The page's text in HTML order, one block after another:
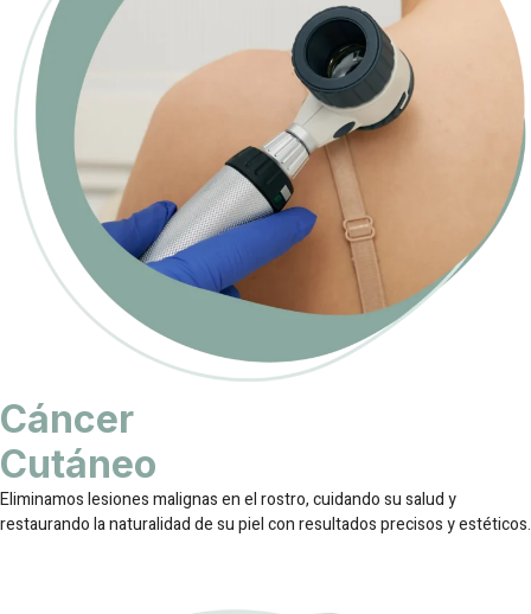
Cáncer
Cutáneo
Eliminamos lesiones malignas en el rostro, cuidando su salud y
restaurando la naturalidad de su piel con resultados precisos y estéticos.